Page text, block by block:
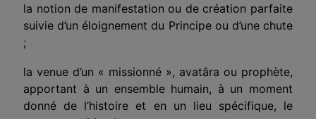
la notion de manifestation ou de création parfaite
suivie d’un éloignement du Principe ou d’une chute
;
la venue d’un « missionné », avatâra ou prophète,
apportant à un ensemble humain, à un moment
donné de l’histoire et en un lieu spécifique, le